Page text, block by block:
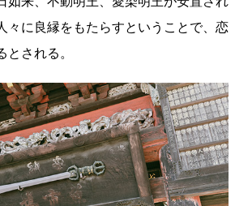
々に良縁をもたらすということで、恋
とされる。